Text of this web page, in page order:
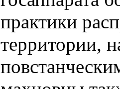
практики
территории,